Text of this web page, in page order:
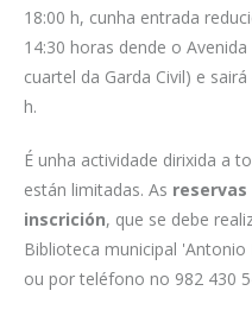
18:00 h, cunha entrada
14:30 horas dende o
cuartel da Garda Civil) e
h.
É unha actividade dirixida a
están limitadas. As
inscrición, que se debe
Biblioteca municipal
ou por teléfono no 982 430